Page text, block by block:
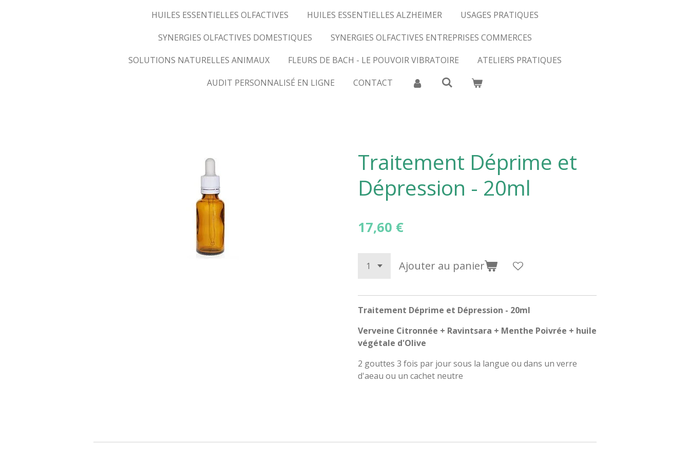
HUILES ESSENTIELLES OLFACTIVES
HUILES ESSENTIELLES ALZHEIMER
USAGES PRATIQUES
SYNERGIES OLFACTIVES DOMESTIQUES
SYNERGIES OLFACTIVES ENTREPRISES COMMERCES
SOLUTIONS NATURELLES ANIMAUX
FLEURS DE BACH - LE POUVOIR VIBRATOIRE
ATELIERS PRATIQUES
AUDIT PERSONNALISÉ EN LIGNE
CONTACT
Traitement Déprime et
Dépression - 20ml
17,60 €
Ajouter au panier
Traitement Déprime et Dépression - 20ml
Verveine Citronnée + Ravintsara + Menthe Poivrée + huile
végétale d'Olive
2 gouttes 3 fois par jour sous la langue ou dans un verre
d'aeau ou un cachet neutre